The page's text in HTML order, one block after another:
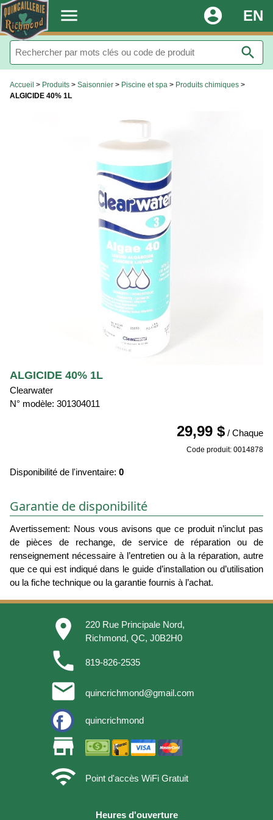
. menu EN
account_circle
search
Accueil > Produits > Saisonnier > Piscine et spa > Produits chimiques >
ALGICIDE 40% 1L
ALGICIDE 40% 1L
Clearwater
N° modèle: 301304011
29,99 $ / Chaque
Code produit: 0014878
Disponibilité de l'inventaire: 0
Garantie de disponibilité
Avertissement: Nous vous avisons que ce produit n’inclut pas
de pièces de rechange, de service de réparation ou de
renseignement nécessaire à l’entretien ou à la réparation, autre
que ce qui est indiqué dans le guide d’installation ou d’utilisation
ou la fiche technique ou la garantie fournis à l’achat.
place
220 Rue Principale Nord,
Richmond, QC, J0B2H0
phone 819-826-2535
email quincrichmond@gmail.com
quincrichmond
store
wifi
Point d'accès WiFi Gratuit
Heures d'ouverture